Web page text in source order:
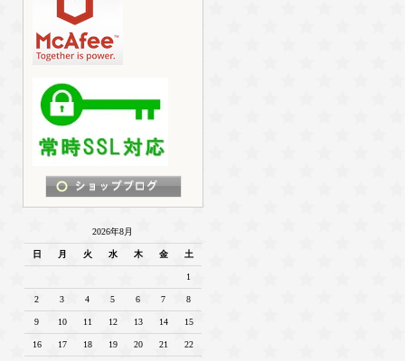
2026年8月
日 月 火 水 木 金 土
1
2 3 4 5 6 7 8
9 10 11 12 13 14 15
16 17 18 19 20 21 22